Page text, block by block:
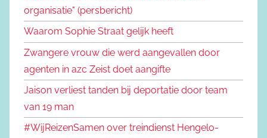
organisatie" (persbericht)
Waarom Sophie Straat gelijk heeft
Zwangere vrouw die werd aangevallen door
agenten in azc Zeist doet aangifte
Jaison verliest tanden bij deportatie door team
van 19 man
#WijReizenSamen over treindienst Hengelo-